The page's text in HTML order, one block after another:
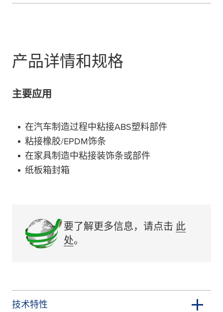
产品详情和规格
主要应用
在汽车制造过程中粘接ABS塑料部件
粘接橡胶/EPDM饰条
在家具制造中粘接装饰条或部件
纸板箱封箱
要了解更多信息，请点击 此
处。
技术特性